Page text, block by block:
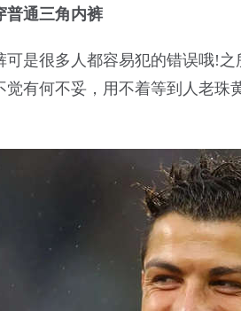
普通三角内裤
可是很多人都容易犯的错误哦!
有何不妥，用不着等到人老珠